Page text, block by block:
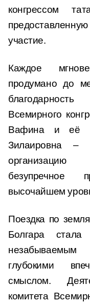
конгрессом
участие.
Каждое
продумано до
Всемирного
Вафина и её
Зилаировна –
организацию
безупречное
высочайшем
Поездка по
Болгара
глубокими
смыслом.
комитета